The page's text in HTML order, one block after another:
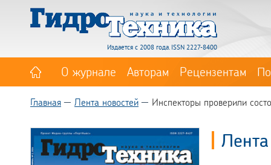
Издается с 2008 года. ISSN 2227-8400
О журнале Авторам Рецензентам
Главная Лента новостей Инспекторы проверили